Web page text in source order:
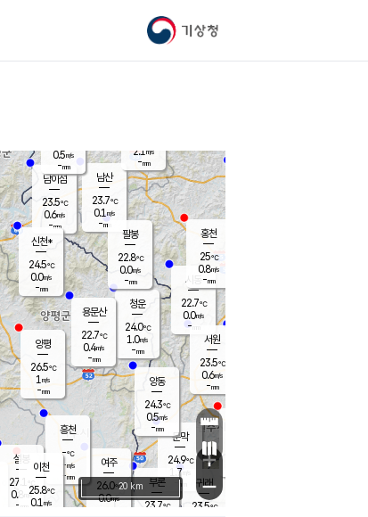
기상청
문막
24.9℃
1.7m/s
mm
남이섬
23.5℃
0.6m/s
-mm
부론
23.7℃
남산
23.7℃
0.1 m/s
-mm
청운
24.0℃
1.0m/s
-mm
팔봉
22.8℃
0.0m/s
-mm
여주
26.0℃
0.0m/s
양동
24.3℃
0.5m/s
-mm
0.5m/s
-mm
신천*
24.5℃
0.0m/s
-mm
흥천
-℃
-m/s
-mm
설봉
27.1
0.8 m/s
- mm
시동
22.7℃
0.0m/s
- mm
귀래
23.5℃
서원
23.5℃
0.6m/s
-mm
용문산
22.7℃
0.4m/s
-mm
홍천
25℃
0.8m/s
-mm
이천
25.8℃
0.1 m/s
양평
26.5℃
1 m/s
-mm
2.1 m/s
-mm
+
−
20 km